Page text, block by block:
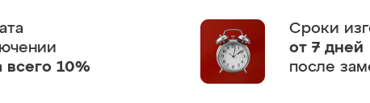
всего 10%
Сроки
от 7 дней
после